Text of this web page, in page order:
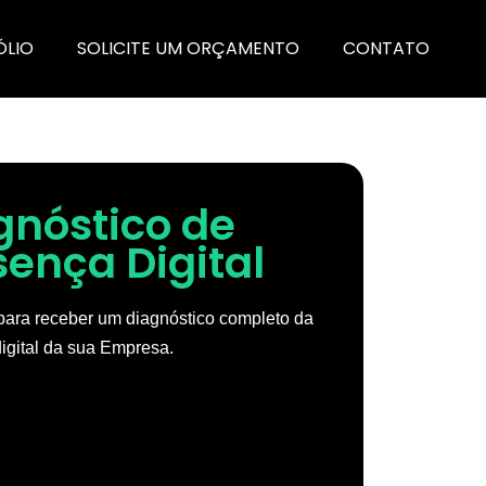
SOLICITE UM ORÇAMENTO CONTATO
de
Digital
receber um diagnóstico completo da
da sua Empresa.